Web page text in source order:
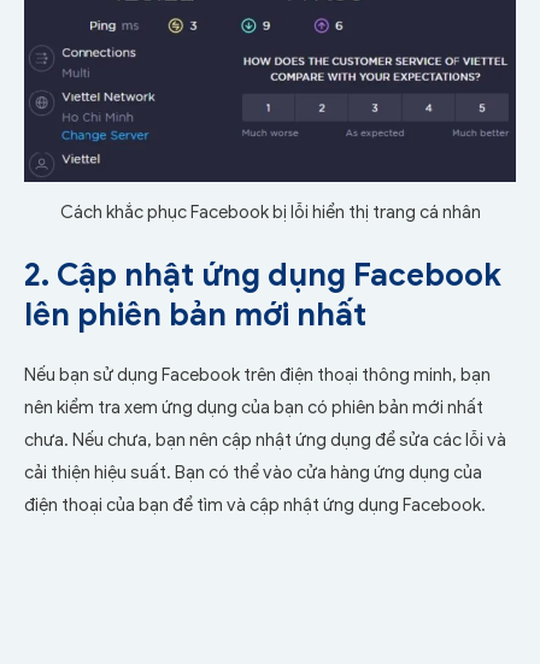
Cách khắc phục Facebook bị lỗi hiển thị trang cá nhân
2. Cập nhật ứng dụng Facebook
lên phiên bản mới nhất
Nếu bạn sử dụng Facebook trên điện thoại thông minh, bạn
nên kiểm tra xem ứng dụng của bạn có phiên bản mới nhất
chưa. Nếu chưa, bạn nên cập nhật ứng dụng để sửa các lỗi và
cải thiện hiệu suất. Bạn có thể vào cửa hàng ứng dụng của
điện thoại của bạn để tìm và cập nhật ứng dụng Facebook.